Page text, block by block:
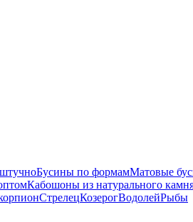
Бусины по формамМатовые
Кабошоны из натурального
СтрелецКозерогВодолейРыбы